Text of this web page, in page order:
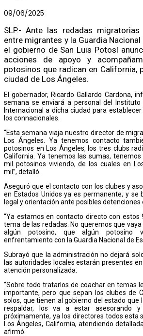
09/06/2025
SLP.- Ante las redadas
entre migrantes y la Guardia
el gobierno de San Luis Potosí
acciones de apoyo y
potosinos que radican en California,
ciudad de Los Ángeles.
El gobernador, Ricardo Gallardo Cardona,
semana se enviará a personal del Instituto
Internacional a dicha ciudad para
los connacionales.
“Esta semana viaja nuestro director de
Los Ángeles. Ya tenemos contacto
potosinos en Los Ángeles, los tres clubs
California. Ya tenemos las sumas,
mil potosinos viviendo, de los cuales en
mil”, detalló.
Aseguró que el contacto con los clubes y
en Estados Unidos ya es permanente, y se
legal y orientación ante posibles detenciones
“Ya estamos en contacto directo con estos
tema de las redadas. No queremos que
algún potosino, que algún potosino
enfrentamiento con la Guardia Nacional de
Subrayó que la administración no dejará
las autoridades locales estarán presentes
atención personalizada.
“Sobre todo tratarlos de coachar en temas
importante, pero que sepan los clubes de
solos, que tienen al gobierno del estado que
respaldar, los va a estar asesorando
próximamente, ya los directores todos esta
Los Ángeles, California, atendiendo
afirmó.